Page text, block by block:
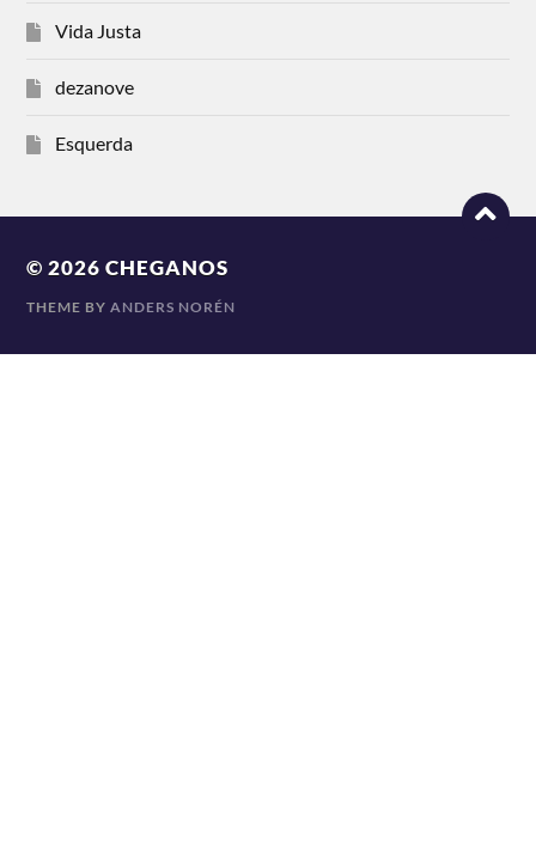
Vida Justa
dezanove
Esquerda
© 2026CHEGANOS
THEME BYANDERS NORÉN